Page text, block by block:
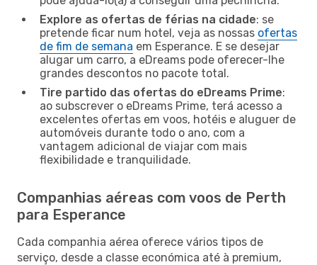
Explore as ofertas de férias na cidade: se
pretende ficar num hotel, veja as nossas ofertas
de fim de semana em Esperance. E se desejar
alugar um carro, a eDreams pode oferecer-lhe
grandes descontos no pacote total.
Tire partido das ofertas do eDreams Prime:
ao subscrever o eDreams Prime, terá acesso a
excelentes ofertas em voos, hotéis e aluguer de
automóveis durante todo o ano, com a
vantagem adicional de viajar com mais
flexibilidade e tranquilidade.
Companhias aéreas com voos de Perth
para Esperance
Cada companhia aérea oferece vários tipos de
serviço, desde a classe económica até à premium,